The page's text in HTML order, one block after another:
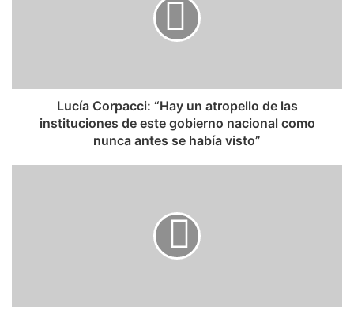
Lucía Corpacci: “Hay un atropello de las
instituciones de este gobierno nacional como
nunca antes se había visto”